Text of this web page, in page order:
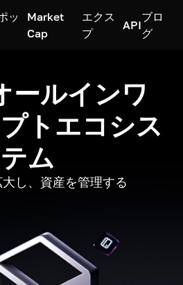
ッ
Market
Cap
エクス
プ
API
ブロ
グ
ールインワ
トエコシス
テム
し、資産を管理する